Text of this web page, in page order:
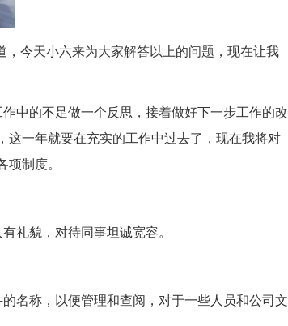
今天小六来为大家解答以上的问题，现在让我
中的不足做一个反思，接着做好下一步工作的改
一年就要在充实的工作中过去了，现在我将对
制度。
礼貌，对待同事坦诚宽容。
名称，以便管理和查阅，对于一些人员和公司文